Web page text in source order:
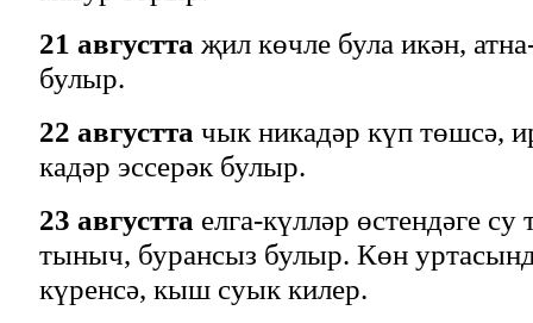
21 августта җил көчле була икән,
булыр.
22 августта чык никадәр күп төшсә,
кадәр эссерәк булыр.
23 августта елга-күлләр өстендәге
тыныч, бурансыз булыр. Көн
күренсә, кыш суык килер.